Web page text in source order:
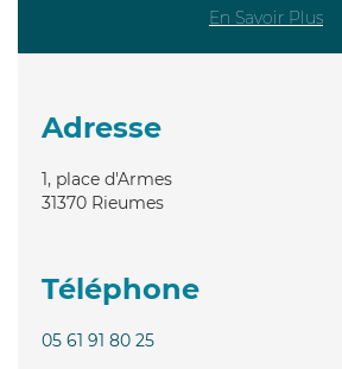
En Savoir Plus
Adresse
1, place d'Armes
31370 Rieumes
Téléphone
05 61 91 80 25